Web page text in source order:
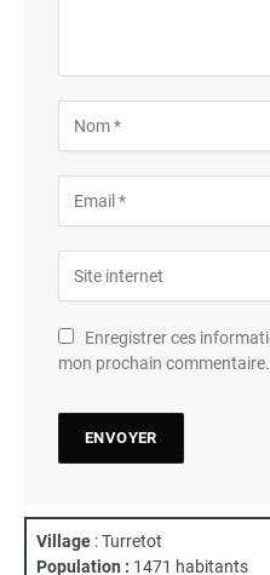
Enregistrer ces
mon prochain commentaire.
Village : Turretot
Population : 1471 habitants